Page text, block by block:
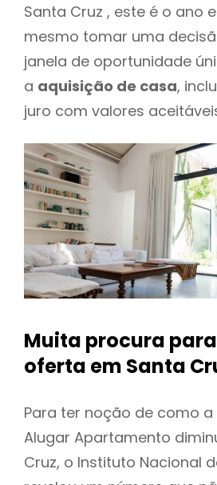
Santa Cruz , este é o ano
mesmo tomar uma
janela de oportunidade
a aquisição de casa,
juro com valores
Muita procura
oferta em Santa
Para ter noção de como a
Alugar Apartamento
Cruz, o Instituto Nacional